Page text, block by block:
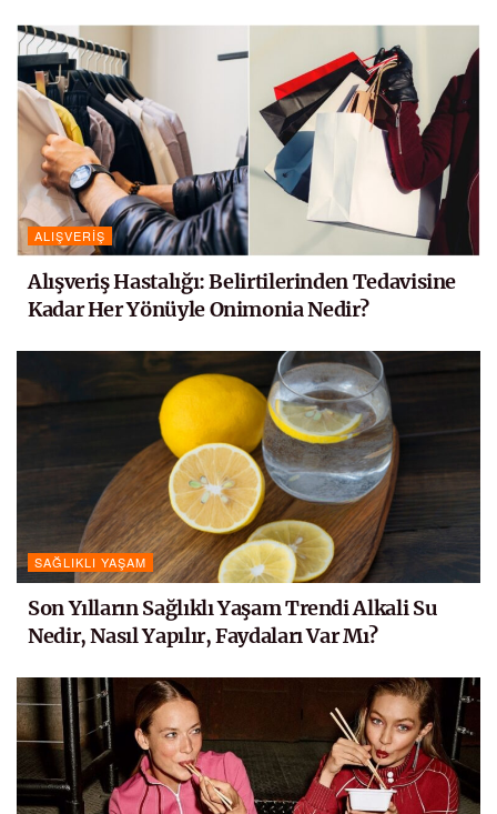
ALIŞVERIŞ
Alışveriş Hastalığı: Belirtilerinden Tedavisine
Kadar Her Yönüyle Onimonia Nedir?
SAĞLIKLI YAŞAM
Son Yılların Sağlıklı Yaşam Trendi Alkali Su
Nedir, Nasıl Yapılır, Faydaları Var Mı?